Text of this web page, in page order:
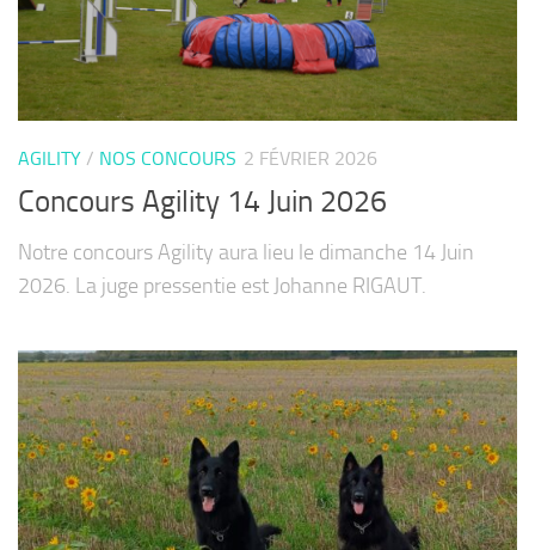
AGILITY / NOS CONCOURS 2 FÉVRIER 2026
Concours Agility 14 Juin 2026
Notre concours Agility aura lieu le dimanche 14 Juin
2026. La juge pressentie est Johanne RIGAUT.